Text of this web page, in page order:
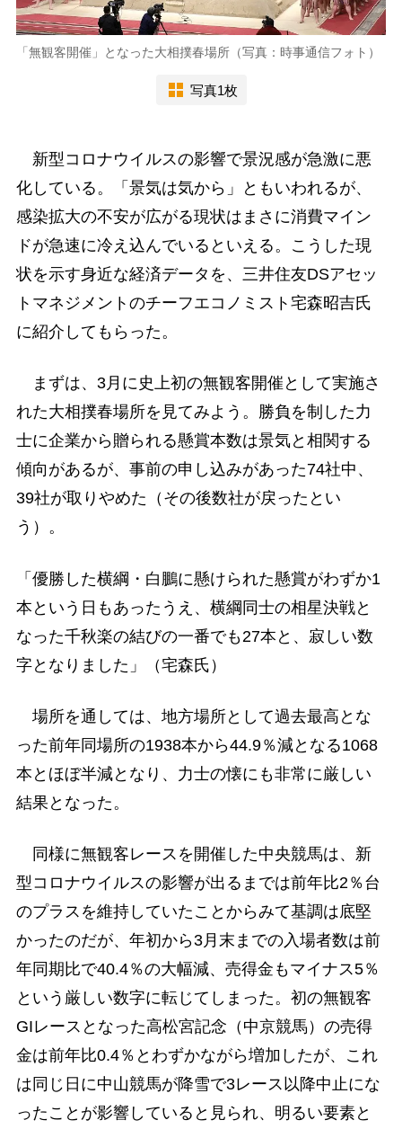
「無観客開催」となった大相撲春場所（写真：時事通信フォト）
写真1枚
新型コロナウイルスの影響で景況感が急激に悪
化している。「景気は気から」ともいわれるが、
感染拡大の不安が広がる現状はまさに消費マイン
ドが急速に冷え込んでいるといえる。こうした現
状を示す身近な経済データを、三井住友DSアセッ
トマネジメントのチーフエコノミスト宅森昭吉氏
に紹介してもらった。
まずは、3月に史上初の無観客開催として実施さ
れた大相撲春場所を見てみよう。勝負を制した力
士に企業から贈られる懸賞本数は景気と相関する
傾向があるが、事前の申し込みがあった74社中、
39社が取りやめた（その後数社が戻ったとい
う）。
「優勝した横綱・白鵬に懸けられた懸賞がわずか1
本という日もあったうえ、横綱同士の相星決戦と
なった千秋楽の結びの一番でも27本と、寂しい数
字となりました」（宅森氏）
場所を通しては、地方場所として過去最高とな
った前年同場所の1938本から44.9％減となる1068
本とほぼ半減となり、力士の懐にも非常に厳しい
結果となった。
同様に無観客レースを開催した中央競馬は、新
型コロナウイルスの影響が出るまでは前年比2％台
のプラスを維持していたことからみて基調は底堅
かったのだが、年初から3月末までの入場者数は前
年同期比で40.4％の大幅減、売得金もマイナス5％
という厳しい数字に転じてしまった。初の無観客
GIレースとなった高松宮記念（中京競馬）の売得
金は前年比0.4％とわずかながら増加したが、これ
は同じ日に中山競馬が降雪で3レース以降中止にな
ったことが影響していると見られ、明るい要素と